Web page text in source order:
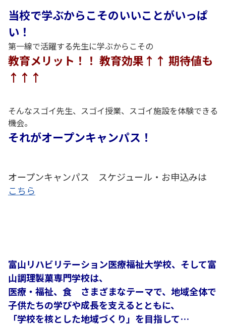
当校で学ぶからこそのいいことがいっぱ
い！
第一線で活躍する先生に学ぶからこその
教育メリット！！ 教育効果↑↑ 期待値も
↑↑↑
そんなスゴイ先生、スゴイ授業、スゴイ施設を体験できる
機会。
それがオープンキャンパス！
オープンキャンパス スケジュール・お申込みは
こちら
富山リハビリテーション医療福祉大学校、そして富
山調理製菓専門学校は、
医療・福祉、食 さまざまなテーマで、地域全体で
子供たちの学びや成長を支えるとともに、
「学校を核とした地域づくり」を目指して…